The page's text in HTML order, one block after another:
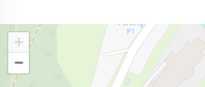
+
−